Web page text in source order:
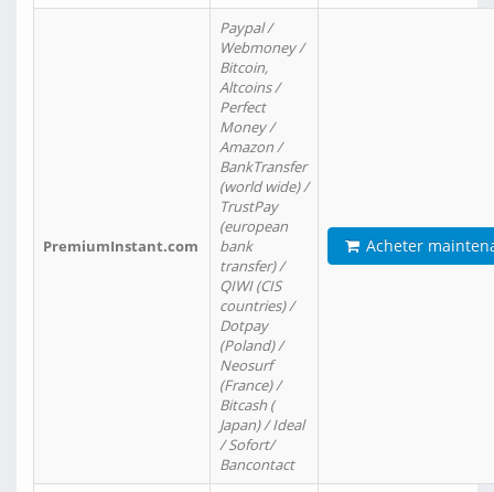
PremiumInstant.com
Paypal /
Webmoney /
Bitcoin,
Altcoins /
Perfect
Money /
Amazon /
BankTransfer
(world wide) /
TrustPay
(european
bank
transfer) /
QIWI (CIS
countries) /
Dotpay
(Poland) /
Neosurf
(France) /
Bitcash (
Japan) / Ideal
/ Sofort/
Bancontact
Acheter